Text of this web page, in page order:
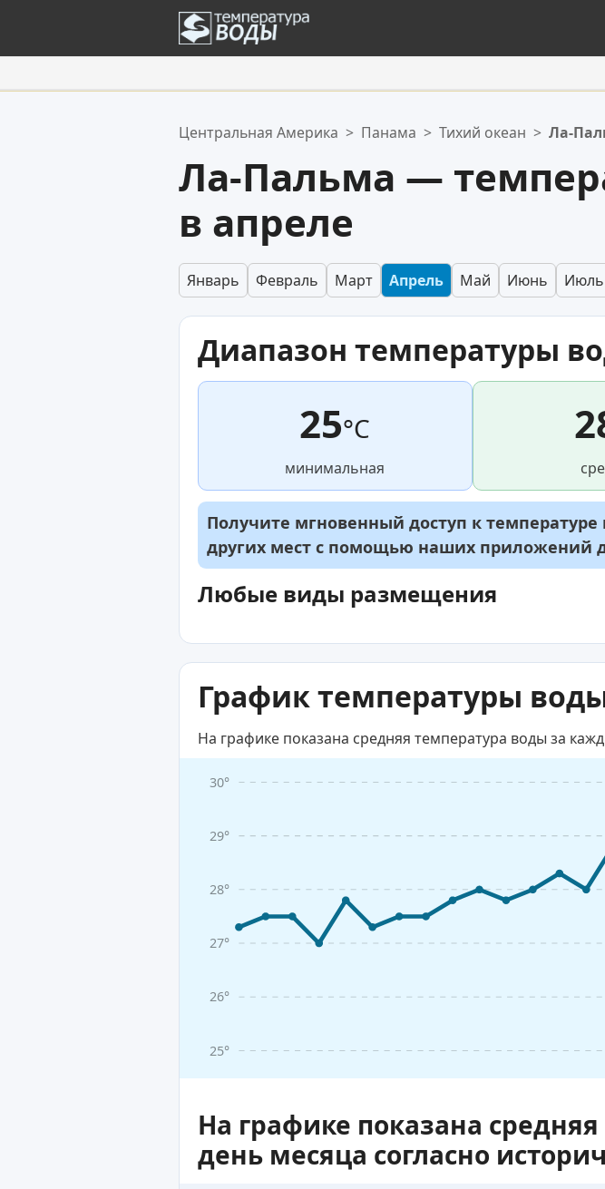
Ваш список избранного пуст.
Центральная Америка > Панама > Тихий океан > Ла-
Ла-Пальма —
в апреле
Январь Февраль Март Апрель Май Июнь Июль
Диапазон температуры
25°C
минимальная
Получите мгновенный доступ к
других мест с помощью наших приложений
Любые виды размещения
График температуры
На графике показана средняя температура воды за
25°
26°
27°
28°
29°
30°
На графике показана
день месяца согласно